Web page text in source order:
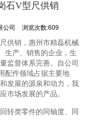
石V型尺供销
公司 浏览次数:609
供销，惠州市精磊机械
生产、销售的企业，生
监督体系完善。自公司
配件领域占据主要地
发展的源泉和动力，我
市场发展的产品。
转类零件的同轴度、同